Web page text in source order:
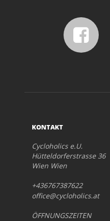
KONTAKT
Cycloholics e.U.
Hütteldorferstrasse 36
Wien Wien
+436767387622
office@cycloholics.at
ÖFFNUNGSZEITEN